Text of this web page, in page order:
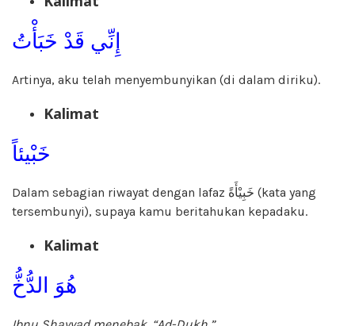
إِنِّي قَدْ خَبَأْتُ
Artinya, aku telah menyembunyikan (di dalam diriku).
Kalimat
خَبْيئاً
Dalam sebagian riwayat dengan lafaz خَبِيْأَةً (kata yang
tersembunyi), supaya kamu beritahukan kepadaku.
Kalimat
هُوَ الدُّخُّ